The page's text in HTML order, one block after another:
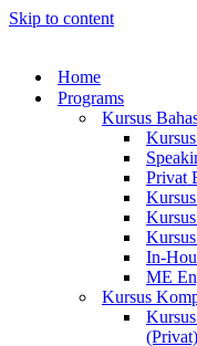
Skip to content
Home
Programs
Kursus
Privat
In-
ME
Kursus
(Privat)